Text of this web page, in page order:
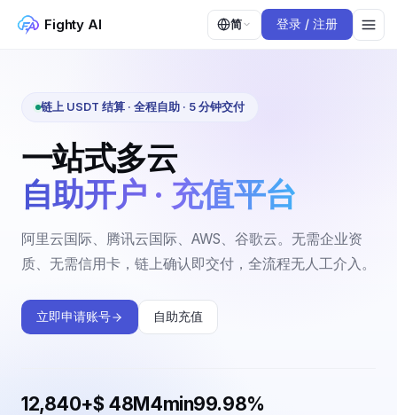
Fighty AI 简 登录 / 注册
链上 USDT 结算 · 全程自助 · 5 分钟交付
一站式多云
自助开户 · 充值平台
阿里云国际、腾讯云国际、AWS、谷歌云。无需企业资
质、无需信用卡，链上确认即交付，全流程无人工介入。
立即申请账号 自助充值
12,840+$ 48M4min99.98%